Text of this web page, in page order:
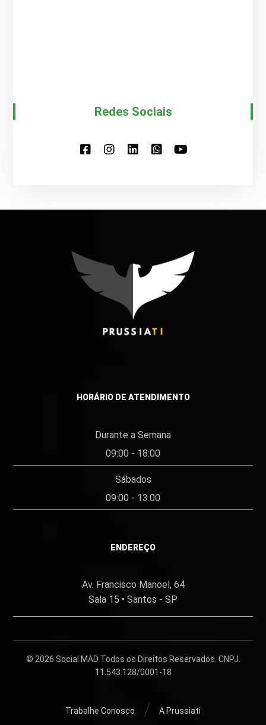
Redes Sociais
HORÁRIO DE ATENDIMENTO
Durante a Semana
09:00 - 18:00
Sábados
09:00 - 13:00
ENDEREÇO
Av. Francisco Manoel, 64
Sala 15 • Santos - SP
© 2026 Social MAD Todos os Direitos Reservados. CNPJ.
11.543.128/0001-18
A Prussiati
Trabalhe Conosco